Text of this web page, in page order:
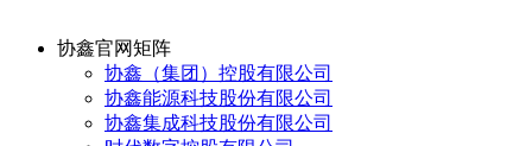
协鑫官网矩阵
协鑫（集团）控股有限公司
协鑫能源科技股份有限公司
协鑫集成科技股份有限公司